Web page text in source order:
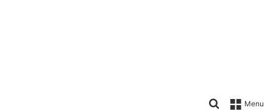
Menu
Search